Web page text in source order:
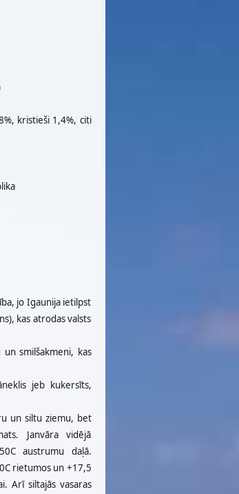
kristieši 1,4%, citi
jo Igaunija ietilpst
kas atrodas valsts
smilšakmeni, kas
jeb kukersīts,
un siltu ziemu, bet
Janvāra vidējā
austrumu daļā.
rietumos un +17,5
Arī siltajās vasaras